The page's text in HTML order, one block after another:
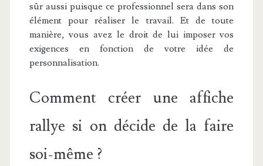
sûr aussi puisque ce professionnel sera dans son
élément pour réaliser le travail. Et de toute
manière, vous avez le droit de lui imposer vos
exigences en fonction de votre idée de
personnalisation.
Comment créer une affiche
rallye si on décide de la faire
soi-même ?